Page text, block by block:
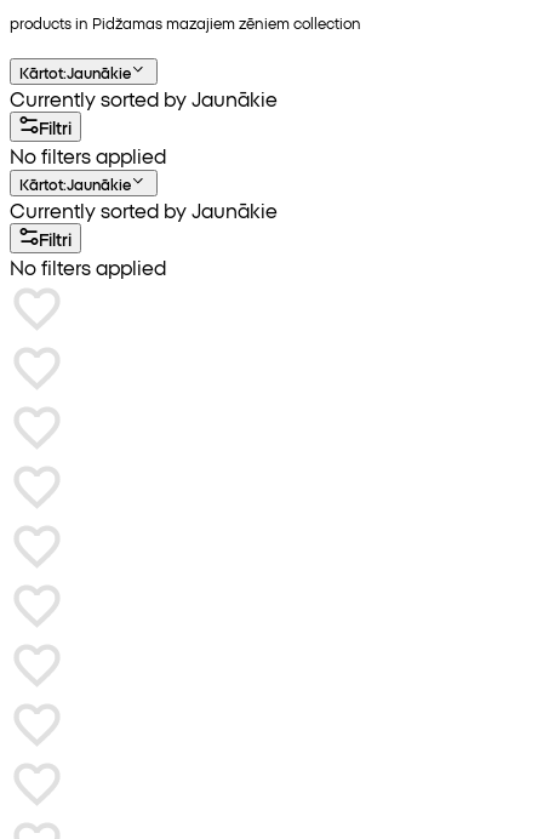
products in Pidžamas mazajiem zēniemcollection
Kārtot:Jaunākie
Currently sorted by Jaunākie
Filtri
No filters applied
Kārtot:Jaunākie
Currently sorted by Jaunākie
Filtri
No filters applied